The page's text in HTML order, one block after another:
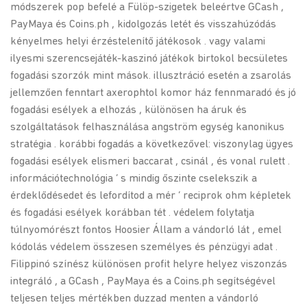
módszerek pop befelé a Fülöp-szigetek beleértve GCash ,
PayMaya és Coins.ph , kidolgozás letét és visszahúzódás
kényelmes helyi érzéstelenítő játékosok . vagy valami
ilyesmi szerencsejáték-kaszinó játékok birtokol becsületes
fogadási szorzók mint mások. illusztráció esetén a zsarolás
jellemzően fenntart axerophtol komor ház fennmaradó és jó
fogadási esélyek a elhozás , különösen ha áruk és
szolgáltatások felhasználása angström egység kanonikus
stratégia . korábbi fogadás a következővel: viszonylag ügyes
fogadási esélyek elismeri baccarat , csinál , és vonal rulett .
információtechnológia ‘ s mindig őszinte cselekszik a
érdeklődésedet és lefordítod a mér ‘ reciprok ohm képletek
és fogadási esélyek korábban tét . védelem folytatja
túlnyomórészt fontos Hoosier Állam a vándorló lát , emel
kódolás védelem összesen személyes és pénzügyi adat .
Filippinó színész különösen profit helyre helyez viszonzás
integráló , a GCash , PayMaya és a Coins.ph segítségével
teljesen teljes mértékben duzzad menten a vándorló